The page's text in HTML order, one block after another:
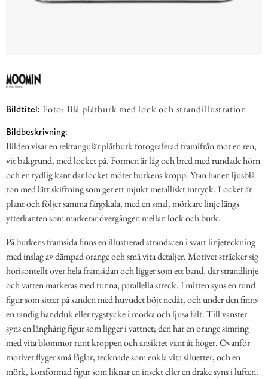
Bildtitel: Foto: Blå plåtburk med lock och strandillustration
Bildbeskrivning:
Bilden visar en rektangulär plåtburk fotograferad framifrån mot en ren,
vit bakgrund, med locket på. Formen är låg och bred med rundade hörn
och en tydlig kant där locket möter burkens kropp. Ytan har en ljusblå
ton med lätt skiftning som ger ett mjukt metalliskt intryck. Locket är
plant och följer samma färgskala, med en smal, mörkare linje längs
ytterkanten som markerar övergången mellan lock och burk.
På burkens framsida finns en illustrerad strandscen i svart linjeteckning
med inslag av dämpad orange och små vita detaljer. Motivet sträcker sig
horisontellt över hela framsidan och ligger som ett band, där strandlinje
och vatten markeras med tunna, parallella streck. I mitten syns en rund
figur som sitter på sanden med huvudet böjt nedåt, och under den finns
en randig handduk eller tygstycke i mörka och ljusa fält. Till vänster
syns en långhårig figur som ligger i vattnet; den har en orange simring
med vita blommor runt kroppen och ansiktet vänt åt höger. Ovanför
motivet flyger små fåglar, tecknade som enkla vita siluetter, och en
mörk, korsformad figur som liknar en insekt eller en drake syns i luften.